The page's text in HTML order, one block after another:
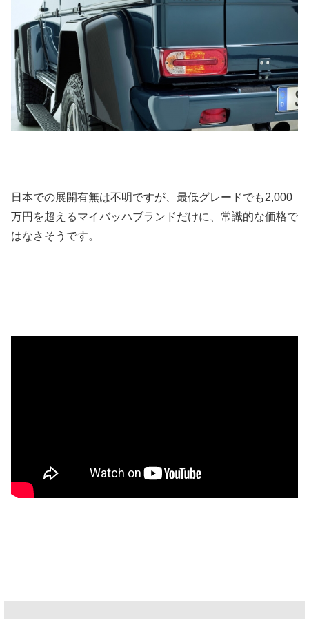
日本での展開有無は不明ですが、最低グレードでも2,000
万円を超えるマイバッハブランドだけに、常識的な価格で
はなさそうです。